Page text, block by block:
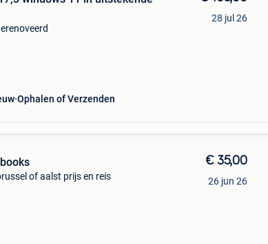
Ophalen of Verzenden
28 jul 26
of aalst prijs en reis
€ 35,00
26 jun 26